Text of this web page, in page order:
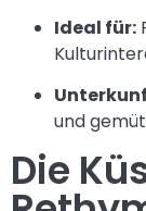
Ideal für:
und
Die